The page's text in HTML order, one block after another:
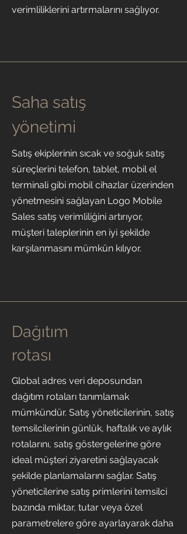
verimliliklerini artırmalarını sağlıyor.
Saha satış
yönetimi
Satış ekiplerinin sıcak ve soğuk satış
süreçlerini telefon, tablet, mobil el
terminali gibi mobil cihazlar üzerinden
yönetmesini sağlayan Logo Mobile
Sales satış verimliliğini artırıyor,
müşteri taleplerinin en iyi şekilde
karşılanmasını mümkün kılıyor.
Dağıtım
rotası
Global adres veri deposundan
dağıtım rotaları tanımlamak
mümkündür. Satış yöneticilerinin, satış
temsilcilerinin günlük, haftalık ve aylık
rotalarını, satış göstergelerine göre
ideal müşteri ziyaretini sağlayacak
şekilde planlamalarını sağlar. Satış
yöneticilerine satış primlerini temsilci
bazında miktar, tutar veya özel
parametrelere göre ayarlayarak daha